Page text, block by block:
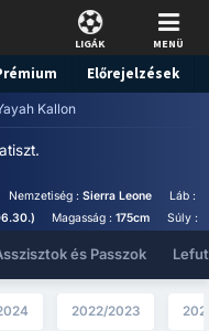
LIGÁK MENÜ
Előrejelzések
Kallon
Nemzetiség :Sierra Leone Láb :
Magasság :175cm Súly :
és Passzok
2022/2023